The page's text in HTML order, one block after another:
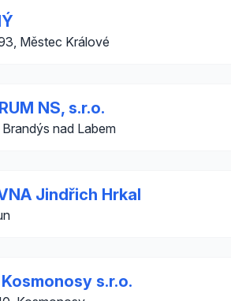
Městec Králové
NS, s.r.o.
nad Labem
Jindřich Hrkal
s.r.o.